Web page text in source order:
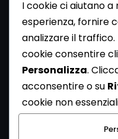
Newsletter
Se vuoi ricevere la
dalla Redazione di
Newsletter [Clicca Qui]
Con l'invio del
l’informativa sulla
I cookie ci aiutano
esperienza, fornire
analizzare il traffico.
cookie consentire
Personalizza.
acconsentire o su
cookie non